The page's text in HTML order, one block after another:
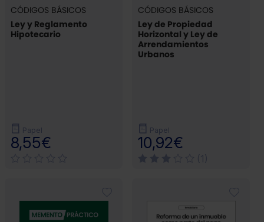
CÓDIGOS BÁSICOS
Ley y Reglamento
Hipotecario
Papel
8,55€
CÓDIGOS BÁSICOS
Ley de Propiedad
Horizontal y Ley de
Arrendamientos
Urbanos
Papel
10,92€